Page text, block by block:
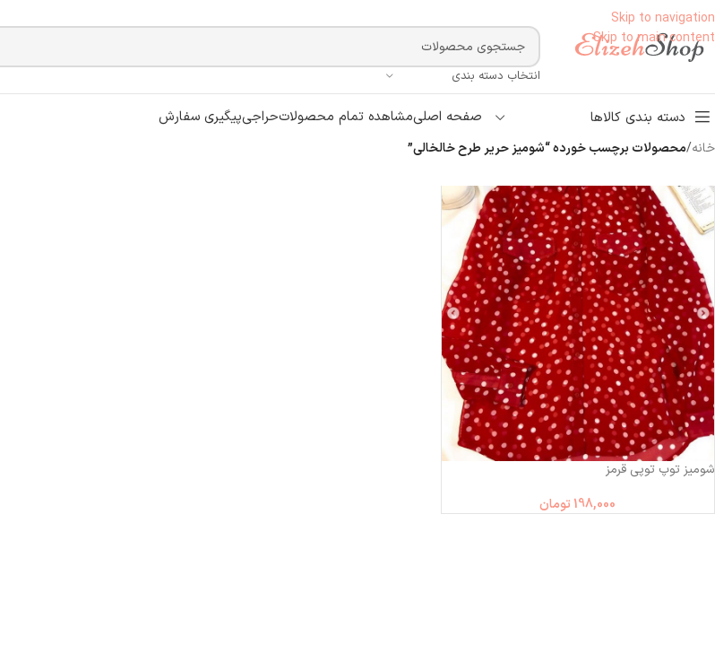
Skip to navigation
Skip to main content
انتخاب دسته بندی
دسته بندی کالاها صفحه اصلیمشاهده تمام محصولاتحراجیپیگیری سفارش
خانه/محصولات برچسب خورده “شومیز حریر طرح خالخالی”
ناموجود
شومیز توپ توپی قرمز
198,000 تومان